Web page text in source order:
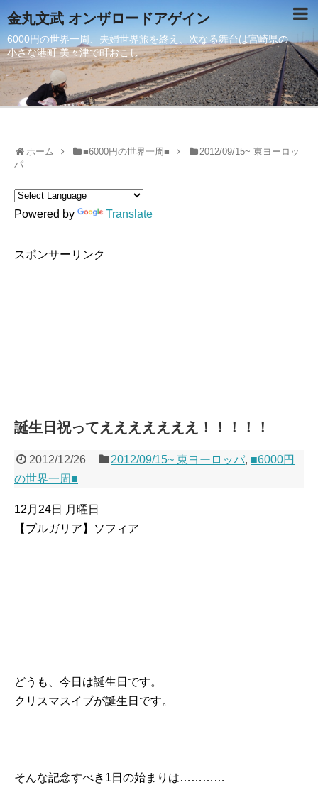
金丸文武 オンザロードアゲイン
6000円の世界一周、夫婦世界旅を終え、次なる舞台は宮崎県の
小さな港町 美々津で町おこし
ホーム ■6000円の世界一周■
2012/09/15~ 東ヨーロッ
パ
Powered by Translate
スポンサーリンク
誕生日祝ってえええええええ！！！！！
2012/12/26 2012/09/15~ 東ヨーロッパ, ■6000円
の世界一周■
12月24日 月曜日
【ブルガリア】ソフィア
どうも、今日は誕生日です。
クリスマスイブが誕生日です。
そんな記念すべき1日の始まりは…………